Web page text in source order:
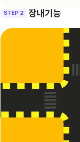
STEP 2 장내기능